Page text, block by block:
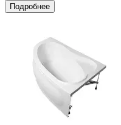
Подробнее